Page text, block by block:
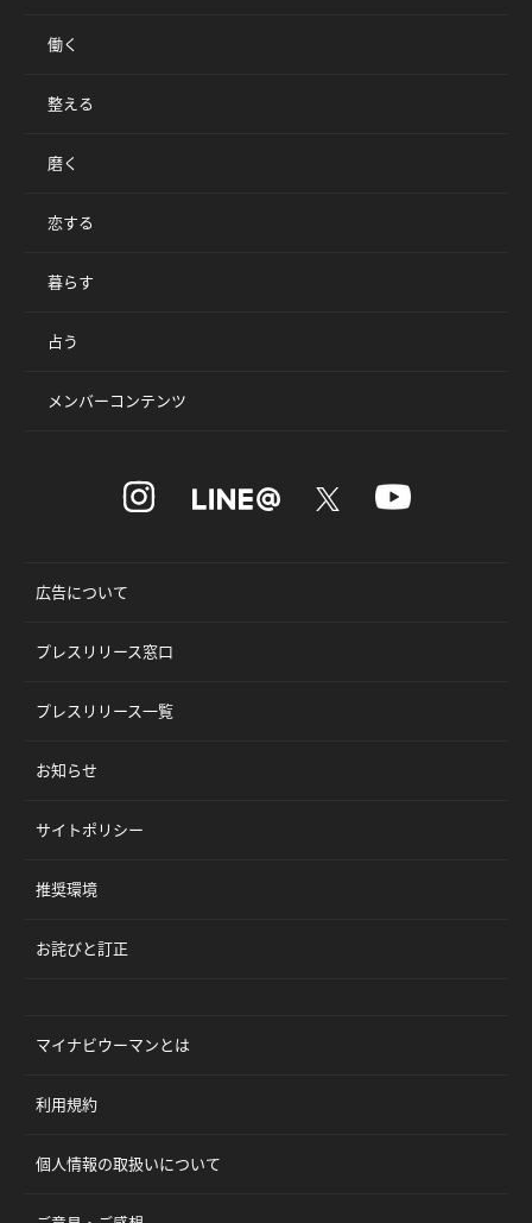
働く
整える
磨く
恋する
暮らす
占う
メンバーコンテンツ
広告について
プレスリリース窓口
プレスリリース一覧
お知らせ
サイトポリシー
推奨環境
お詫びと訂正
マイナビウーマンとは
利用規約
個人情報の取扱いについて